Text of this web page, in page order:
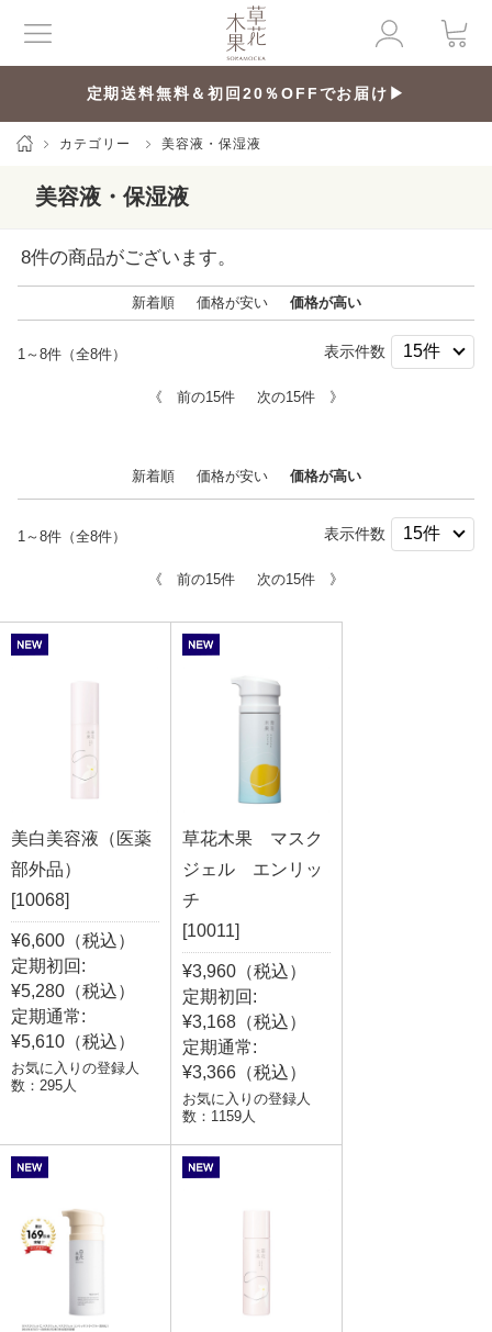
定期送料無料＆初回20％OFFでお届け▶
カテゴリー 美容液・保湿液
美容液・保湿液
8件の商品がございます。
新着順 価格が安い 価格が高い
1～8件（全8件） 表示件数
《 前の15件 次の15件 》
新着順 価格が安い 価格が高い
1～8件（全8件） 表示件数
《 前の15件 次の15件 》
美白美容液（医薬
部外品）
[10068]
¥6,600（税込）
定期初回:
¥5,280（税込）
定期通常:
¥5,610（税込）
お気に入りの登録人
数：295人
草花木果 マスク
ジェル エンリッ
チ
[10011]
¥3,960（税込）
定期初回:
¥3,168（税込）
定期通常:
¥3,366（税込）
お気に入りの登録人
数：1159人